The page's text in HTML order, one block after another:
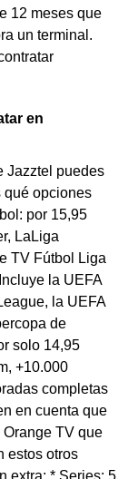
12 meses que
un terminal.
en
Jazztel puedes
qué opciones
por 15,95
LaLiga
TV Fútbol Liga
la UEFA
la UEFA
de
solo 14,95
+10.000
completas
en cuenta que
TV que
estos otros
extra: * Series: 5